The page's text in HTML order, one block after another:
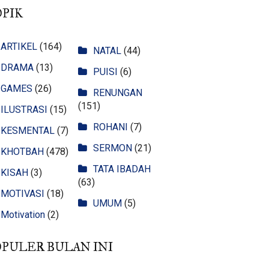
ARTIKEL (164)
DRAMA (13)
GAMES (26)
ILUSTRASI (15)
KESMENTAL (7)
KHOTBAH (478)
KISAH (3)
MOTIVASI (18)
Motivation (2)
NATAL (44)
PUISI (6)
RENUNGAN
(151)
ROHANI (7)
SERMON (21)
TATA IBADAH
(63)
UMUM (5)
BULAN INI